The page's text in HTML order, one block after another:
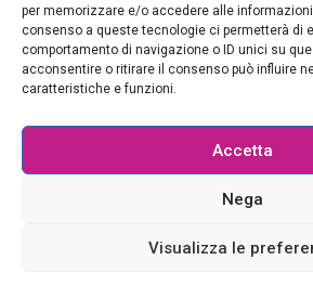
per memorizzare e/o accedere alle informazioni
consenso a queste tecnologie ci permetterà di
comportamento di navigazione o ID unici su
acconsentire o ritirare il consenso può influire
caratteristiche e funzioni.
Accetta
Nega
Visualizza le
AGOSTO 2026
L M M G V
10
11 12 13 14
20